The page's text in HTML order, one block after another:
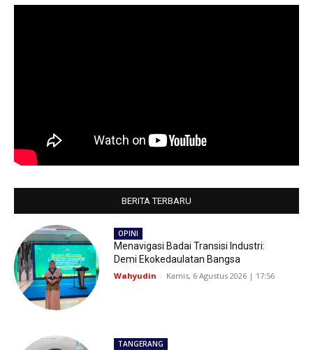
BERITA TERBARU
OPINI
Menavigasi Badai Transisi Industri:
Demi Ekokedaulatan Bangsa
Wahyudin - Kamis, 6 Agustus 2026 | 17:56
TANGERANG